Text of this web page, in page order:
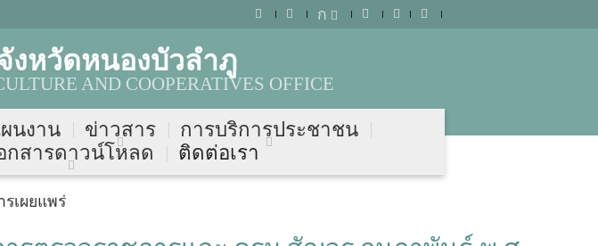
ก
งหวัดหนองบัวลำภู
AND COOPERATIVES OFFICE
นงาน ข่าวสาร
การบริการประชาชน
กสารดาวน์โหลด ติดต่อเรา
รเผยแพร่